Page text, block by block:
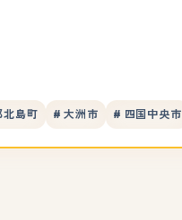
北島町 # 大洲市 # 四国中央市